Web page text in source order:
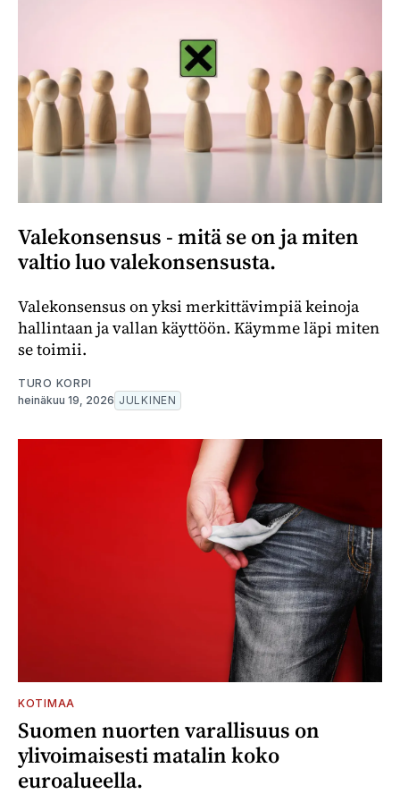
Valekonsensus - mitä se on ja miten
valtio luo valekonsensusta.
Valekonsensus on yksi merkittävimpiä keinoja
hallintaan ja vallan käyttöön. Käymme läpi miten
se toimii.
TURO KORPI
heinäkuu 19, 2026 JULKINEN
KOTIMAA
Suomen nuorten varallisuus on
ylivoimaisesti matalin koko
euroalueella.